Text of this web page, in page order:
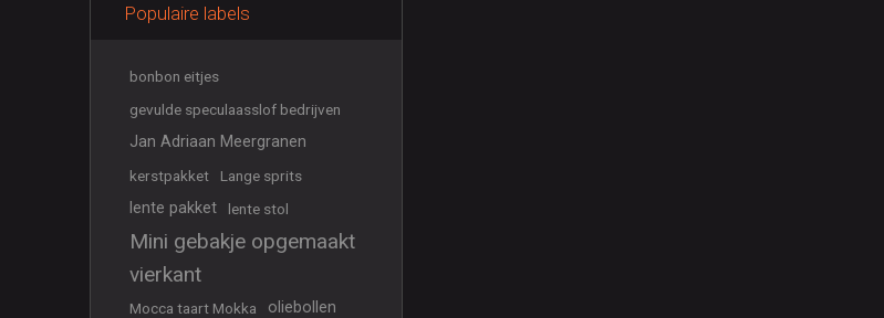
Populaire labels
bonbon eitjes
gevulde speculaasslof bedrijven
Jan Adriaan Meergranen
kerstpakket Lange sprits
lente pakket lente stol
Mini gebakje opgemaakt
vierkant
Mocca taart Mokka oliebollen